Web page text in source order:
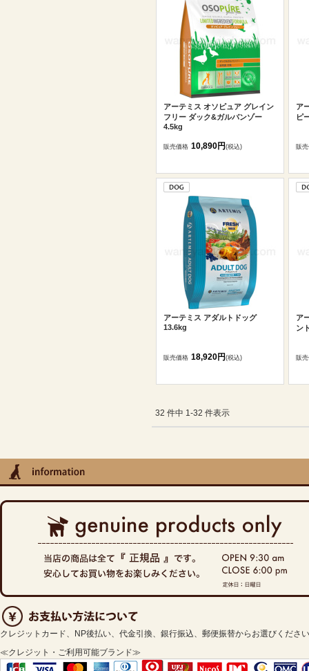
アーテミス オソピュア グレイン
フリー ダック&ガルバンゾー
4.5kg
販売価格 10,890円(税込)
ア
ピ
販
アーテミス アダルトドッグ
13.6kg
販売価格 18,920円(税込)
ア
ン
販
32 件中 1-32 件表示
クレジットカード、NP後払い、代金引換、銀行振込、郵便振替からお選びくださ
≪クレジット・ご利用可能ブランド≫